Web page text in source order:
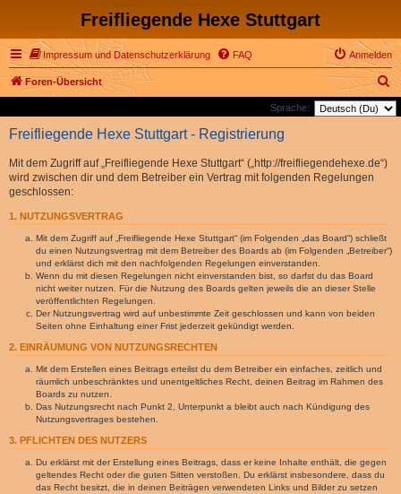
Freifliegende Hexe Stuttgart
Impressum und Datenschutzerklärung FAQ Anmelden
Foren-Übersicht
S
u
Sprache:
Freifliegende Hexe Stuttgart - Registrierung
Mit dem Zugriff auf „Freifliegende Hexe Stuttgart“ („http://freifliegendehexe.de“)
wird zwischen dir und dem Betreiber ein Vertrag mit folgenden Regelungen
geschlossen:
1. NUTZUNGSVERTRAG
Mit dem Zugriff auf „Freifliegende Hexe Stuttgart“ (im Folgenden „das Board“) schließt
du einen Nutzungsvertrag mit dem Betreiber des Boards ab (im Folgenden „Betreiber“)
und erklärst dich mit den nachfolgenden Regelungen einverstanden.
Wenn du mit diesen Regelungen nicht einverstanden bist, so darfst du das Board
nicht weiter nutzen. Für die Nutzung des Boards gelten jeweils die an dieser Stelle
veröffentlichten Regelungen.
Der Nutzungsvertrag wird auf unbestimmte Zeit geschlossen und kann von beiden
Seiten ohne Einhaltung einer Frist jederzeit gekündigt werden.
2. EINRÄUMUNG VON NUTZUNGSRECHTEN
Mit dem Erstellen eines Beitrags erteilst du dem Betreiber ein einfaches, zeitlich und
räumlich unbeschränktes und unentgeltliches Recht, deinen Beitrag im Rahmen des
Boards zu nutzen.
Das Nutzungsrecht nach Punkt 2, Unterpunkt a bleibt auch nach Kündigung des
Nutzungsvertrages bestehen.
3. PFLICHTEN DES NUTZERS
Du erklärst mit der Erstellung eines Beitrags, dass er keine Inhalte enthält, die gegen
geltendes Recht oder die guten Sitten verstoßen. Du erklärst insbesondere, dass du
das Recht besitzt, die in deinen Beiträgen verwendeten Links und Bilder zu setzen